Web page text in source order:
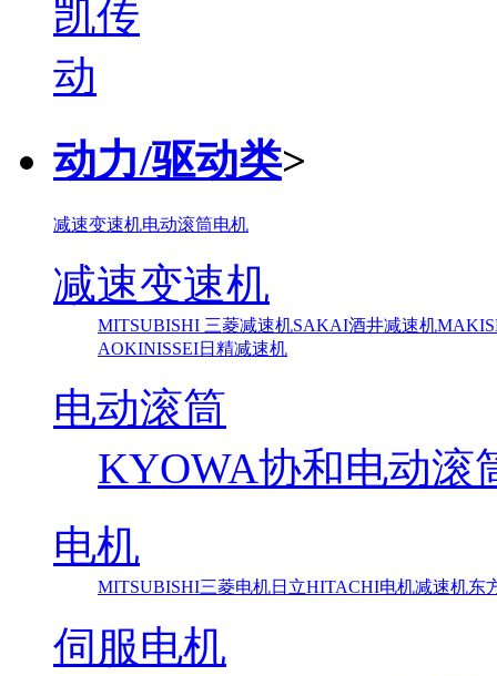
动力/驱动类>
减速变速机电动滚筒电机
减速变速机
MITSUBISHI 三菱减速机SAKAI酒井减速机
AOKINISSEI日精减速机
电动滚筒
KYOWA协和电动滚
电机
MITSUBISHI三菱电机日立HITACHI电机减速机东
伺服电机